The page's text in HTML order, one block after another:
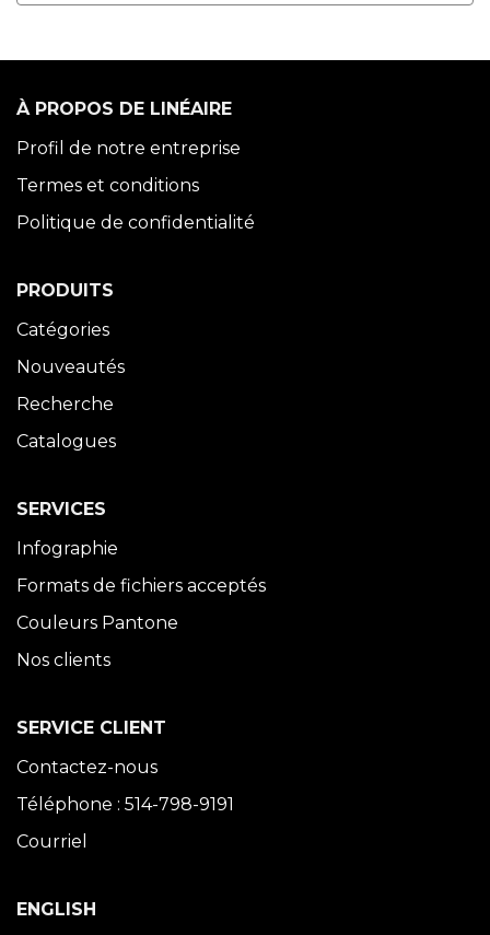
À PROPOS DE LINÉAIRE
Profil de notre entreprise
Termes et conditions
Politique de confidentialité
PRODUITS
Catégories
Nouveautés
Recherche
Catalogues
SERVICES
Infographie
Formats de fichiers acceptés
Couleurs Pantone
Nos clients
SERVICE CLIENT
Contactez-nous
Téléphone : 514-798-9191
Courriel
ENGLISH